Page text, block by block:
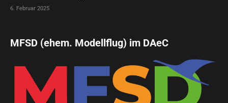
6. Februar 2025
MFSD (ehem. Modellflug) im DAeC